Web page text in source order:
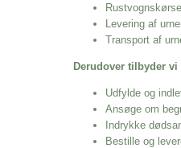
Rustvognskørsel
Levering af
Transport af
Derudover tilbyder
Udfylde og
Ansøge om
Indrykke
Bestille og